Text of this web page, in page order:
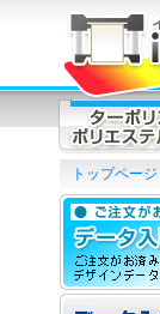
トップページ